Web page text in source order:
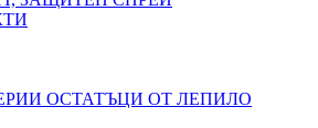
ОСТАТЪЦИ ОТ ЛЕПИЛО